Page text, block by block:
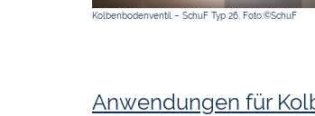
Kolbenbodenventil – SchuF Typ 26, Foto:©SchuF
Anwendungen für